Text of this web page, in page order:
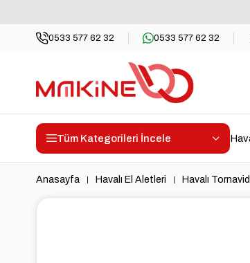
0533 577 62 32 0533 577 62 32
Tüm Kategorileri İncele
Anasayfa Havalı El Aletleri Havalı